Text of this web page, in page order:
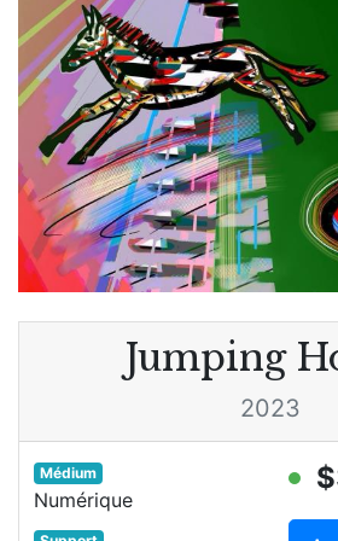
Jumping
2023
Médium
Numérique